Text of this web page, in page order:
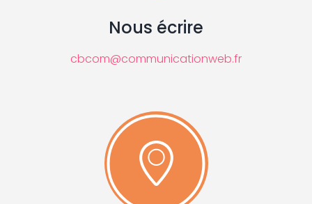
Nous écrire
cbcom@communicationweb.fr